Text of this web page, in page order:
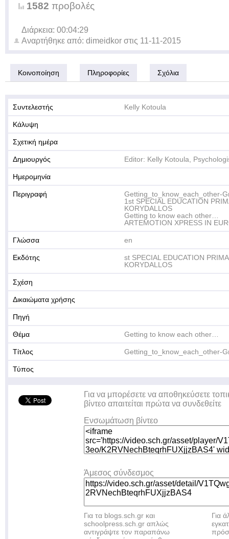
1582 προβολές
Διάρκεια: 00:04:29
Αναρτήθηκε από: dimeidkor στις 11-11-2015
Κοινοποίηση Πληροφορίες Σχόλια
Συντελεστής Kelly Kotoula
Κάλυψη
Σχετική ημέρα
Δημιουργός Editor: Kelly Kotoula,
Ημερομηνία
Περιγραφή
Getting_to_know_each_other-
1st SPECIAL EDUCATION
KORYDALLOS
Getting to know each other…
ARTEMOTION XPRESS IN
Γλώσσα en
Εκδότης
st SPECIAL EDUCATION
KORYDALLOS
Σχέση
Δικαιώματα χρήσης
Πηγή
Θέμα Getting to know each other…
Τίτλος Getting_to_know_each_other-
Τύπος
Για να μπορέσετε να αποθηκεύσετε
βίντεο απαιτείται πρώτα να συνδεθείτε
Ενσωμάτωση βίντεο
Άμεσος σύνδεσμος
Για τα blogs.sch.gr και
schoolpress.sch.gr απλώς
αντιγράψτε τον παραπάνω
Για